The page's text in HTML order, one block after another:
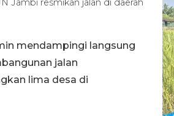
Jambi resmikan jalan di daerah
mendampingi langsung
jalan
lima desa di